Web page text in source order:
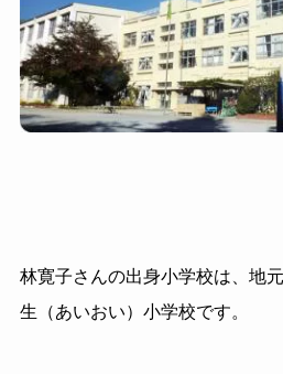
林寛子さんの出身小学校は、地
生（あいおい）小学校です。